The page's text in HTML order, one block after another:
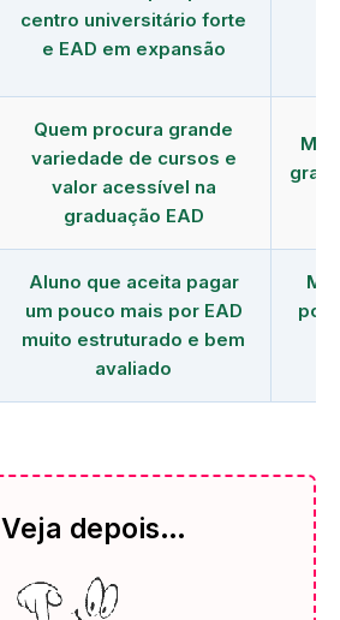
centro universitário forte
e EAD em expansão
Quem procura grande
variedade de cursos e
valor acessível na
graduação EAD
Aluno que aceita pagar
um pouco mais por EAD
muito estruturado e bem
avaliado
Veja depois…